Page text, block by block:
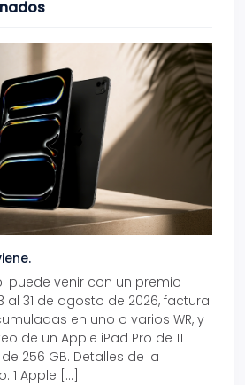
puede venir con un premio
al 31 de agosto de 2026, factura
en uno o varios WR, y
de un Apple iPad Pro de 11
256 GB. Detalles de la
1 Apple […]